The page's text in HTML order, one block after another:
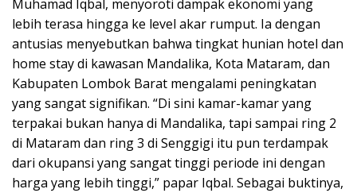
Muhamad Iqbal, menyoroti dampak ekonomi yang
lebih terasa hingga ke level akar rumput. Ia dengan
antusias menyebutkan bahwa tingkat hunian hotel dan
home stay di kawasan Mandalika, Kota Mataram, dan
Kabupaten Lombok Barat mengalami peningkatan
yang sangat signifikan. “Di sini kamar-kamar yang
terpakai bukan hanya di Mandalika, tapi sampai ring 2
di Mataram dan ring 3 di Senggigi itu pun terdampak
dari okupansi yang sangat tinggi periode ini dengan
harga yang lebih tinggi,” papar Iqbal. Sebagai buktinya,